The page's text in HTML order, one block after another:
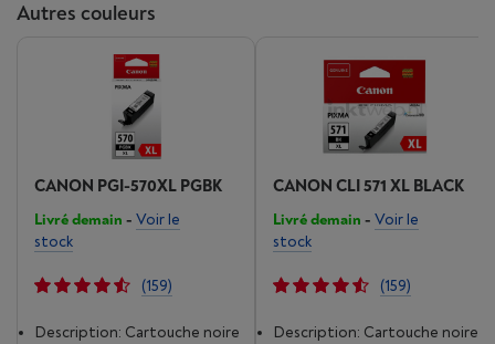
Autres couleurs
CANON PGI-570XL PGBK
Livré demain - Voir le
stock
(159)
Description: Cartouche noire
CANON CLI 571 XL BLACK
Livré demain - Voir le
stock
(159)
Description: Cartouche noire